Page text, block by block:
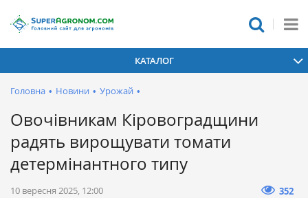
КАТАЛОГ
Головна • Новини • Урожай •
Овочівникам Кіровоградщини
радять вирощувати томати
детермінантного типу
10 вересня 2025, 12:00 352